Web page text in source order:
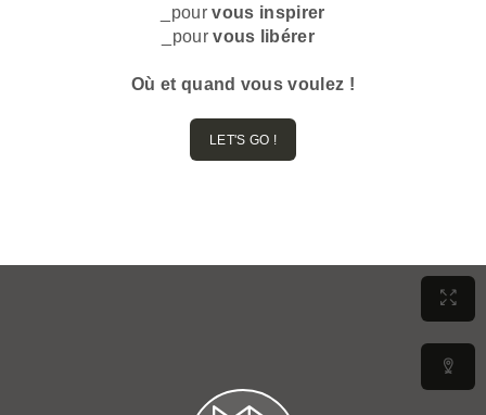
_pourvous inspirer
_pourvous libérer
Où et quand vous voulez !
LET'S GO !